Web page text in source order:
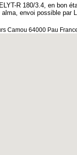
R 180/3.4, en bon
envoi possible par
Camou 64000 Pau